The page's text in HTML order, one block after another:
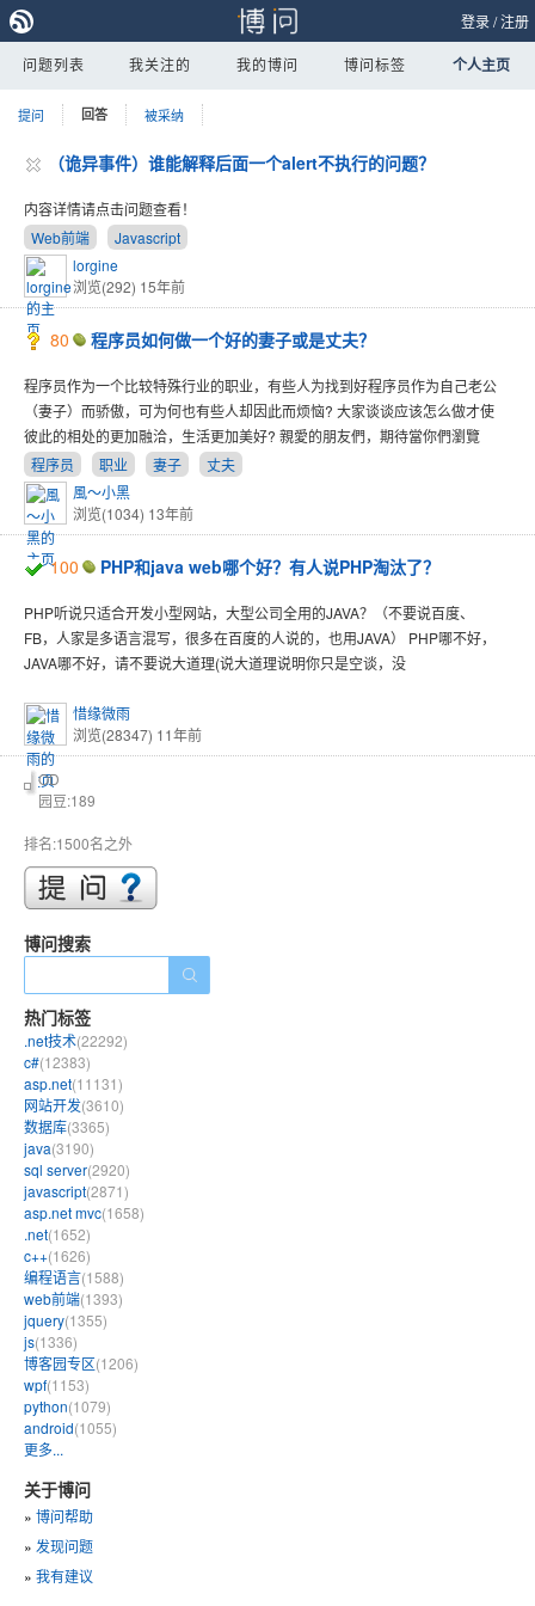
登录/注册
问题列表 我关注的 我的博问 博问标签 个人主页
提问 回答 被采纳
（诡异事件）谁能解释后面一个alert不执行的问题？
内容详情请点击问题查看！
Web前端
Javascript
lorgine
浏览(292) 15年前
80 程序员如何做一个好的妻子或是丈夫？
程序员作为一个比较特殊行业的职业，有些人为找到好程序员作为自己老公
（妻子）而骄傲，可为何也有些人却因此而烦恼? 大家谈谈应该怎么做才使
彼此的相处的更加融洽，生活更加美好? 親愛的朋友們，期待當你們瀏覽
程序员
职业 妻子
丈夫
風～小黑
浏览(1034) 13年前
100 PHP和java web哪个好？有人说PHP淘汰了？
PHP听说只适合开发小型网站，大型公司全用的JAVA？（不要说百度、
FB，人家是多语言混写，很多在百度的人说的，也用JAVA） PHP哪不好，
JAVA哪不好，请不要说大道理(说大道理说明你只是空谈，没
惜缘微雨
浏览(28347) 11年前
OD
园豆:189
排名:1500名之外
博问搜索
热门标签
.net技术(22292)
c#(12383)
asp.net(11131)
网站开发(3610)
数据库(3365)
java(3190)
sql server(2920)
javascript(2871)
asp.net mvc(1658)
.net(1652)
c++(1626)
编程语言(1588)
web前端(1393)
jquery(1355)
js(1336)
博客园专区(1206)
wpf(1153)
python(1079)
android(1055)
更多...
关于博问
» 博问帮助
» 发现问题
» 我有建议